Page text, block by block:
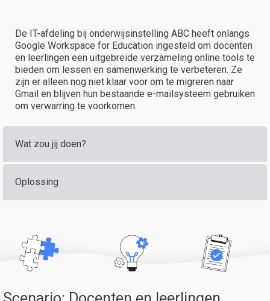
De IT-afdeling bij onderwijsinstelling ABC heeft onlangs
Google Workspace for Education ingesteld om docenten
en leerlingen een uitgebreide verzameling online tools te
bieden om lessen en samenwerking te verbeteren. Ze
zijn er alleen nog niet klaar voor om te migreren naar
Gmail en blijven hun bestaande e-mailsysteem gebruiken
om verwarring te voorkomen.
Wat zou jij doen?
Oplossing